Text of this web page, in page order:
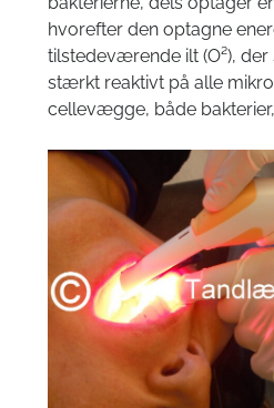
hvorefter den optagne
tilstedeværende ilt (O²),
stærkt reaktivt på alle
cellevægge, både